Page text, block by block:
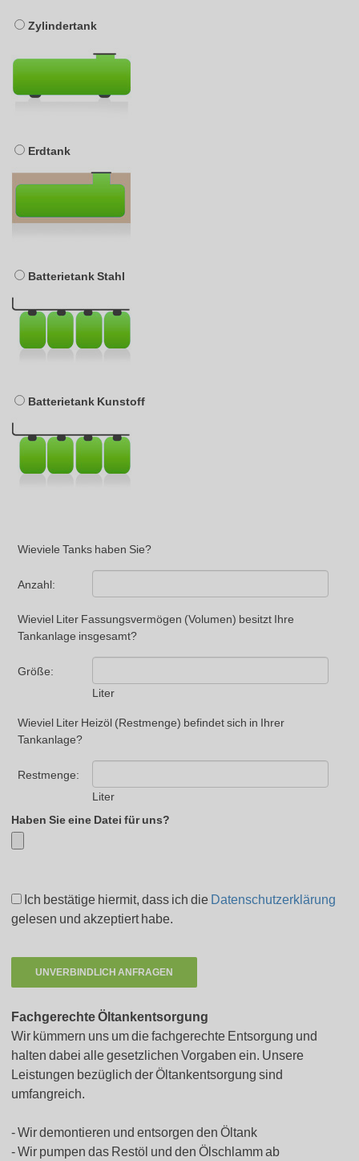
Zylindertank
Erdtank
Batterietank Stahl
Batterietank Kunstoff
Wieviele Tanks haben Sie?
Anzahl:
Wieviel Liter Fassungsvermögen (Volumen) besitzt Ihre
Tankanlage insgesamt?
Größe:
Liter
Wieviel Liter Heizöl (Restmenge) befindet sich in Ihrer
Tankanlage?
Restmenge:
Liter
Haben Sie eine Datei für uns?
Ich bestätige hiermit, dass ich die Datenschutzerklärung
gelesen und akzeptiert habe.
Fachgerechte Öltankentsorgung
Wir kümmern uns um die fachgerechte Entsorgung und
halten dabei alle gesetzlichen Vorgaben ein. Unsere
Leistungen bezüglich der Öltankentsorgung sind
umfangreich.
Wir demontieren und entsorgen den Öltank
Wir pumpen das Restöl und den Ölschlamm ab